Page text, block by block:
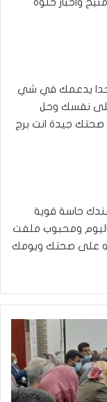
حدا يدعمك في شي
نفسك وحل
صحتك جيدة انت برج
حاسة قوية
ومحبوب ملفت
على صحتك ويومك